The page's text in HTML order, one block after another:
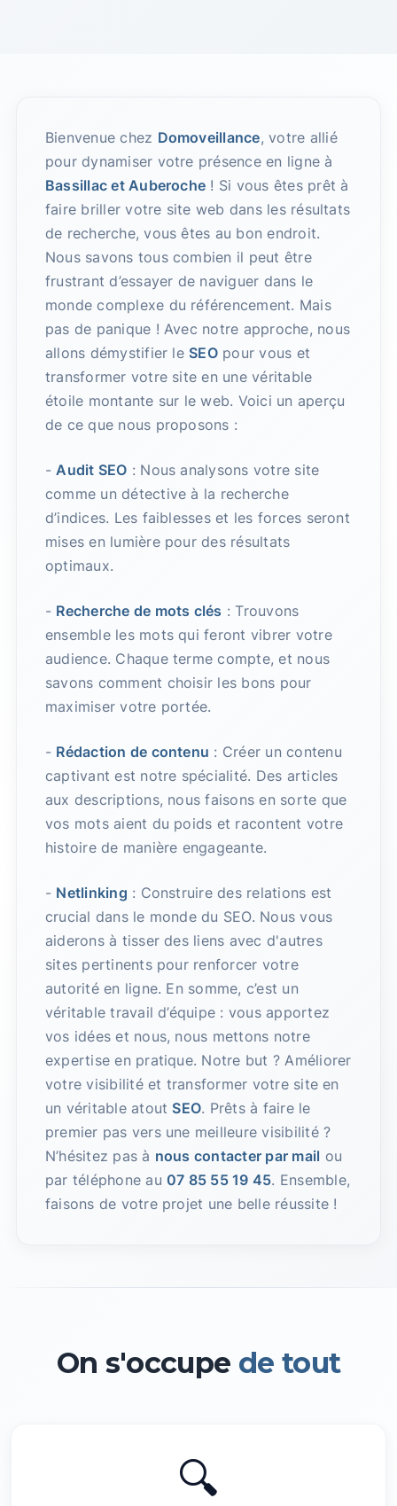
Bienvenue chez Domoveillance, votre allié
pour dynamiser votre présence en ligne à
Bassillac et Auberoche ! Si vous êtes prêt à
faire briller votre site web dans les résultats
de recherche, vous êtes au bon endroit.
Nous savons tous combien il peut être
frustrant d’essayer de naviguer dans le
monde complexe du référencement. Mais
pas de panique ! Avec notre approche, nous
allons démystifier le SEOpour vous et
transformer votre site en une véritable
étoile montante sur le web. Voici un aperçu
de ce que nous proposons :
-Audit SEO : Nous analysons votre site
comme un détective à la recherche
d’indices. Les faiblesses et les forces seront
mises en lumière pour des résultats
optimaux.
- Recherche de mots clés : Trouvons
ensemble les mots qui feront vibrer votre
audience. Chaque terme compte, et nous
savons comment choisir les bons pour
maximiser votre portée.
- Rédaction de contenu : Créer un contenu
captivant est notre spécialité. Des articles
aux descriptions, nous faisons en sorte que
vos mots aient du poids et racontent votre
histoire de manière engageante.
- Netlinking : Construire des relations est
crucial dans le monde du SEO. Nous vous
aiderons à tisser des liens avec d'autres
sites pertinents pour renforcer votre
autorité en ligne. En somme, c’est un
véritable travail d’équipe : vous apportez
vos idées et nous, nous mettons notre
expertise en pratique. Notre but ? Améliorer
votre visibilité et transformer votre site en
un véritable atout SEO. Prêts à faire le
premier pas vers une meilleure visibilité ?
N’hésitez pas à nous contacter par mail ou
par téléphone au 07 85 55 19 45. Ensemble,
faisons de votre projet une belle réussite !
On s'occupe de tout
🔍